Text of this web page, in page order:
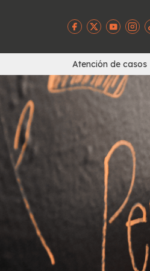
Atención de casos